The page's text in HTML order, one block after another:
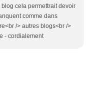
cela permettrait devoir
comme dans
/> autres blogs<br />
- cordialement